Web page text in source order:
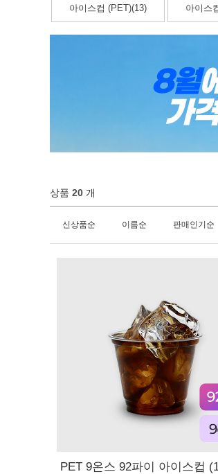
아이스컵 (PET)(13) 아이스
상품 20 개
신상품순 이름순 판매인기순
PET 9온스 92파이 아이스컵